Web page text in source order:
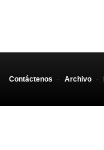
Contáctenos - Archivo -